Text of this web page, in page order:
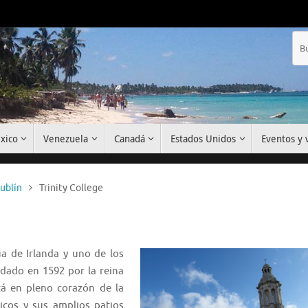
Venezuela Canadá Estados Unidos Eventos y
Trinity College
de Irlanda y uno de los
en 1592 por la reina
en pleno corazón de la